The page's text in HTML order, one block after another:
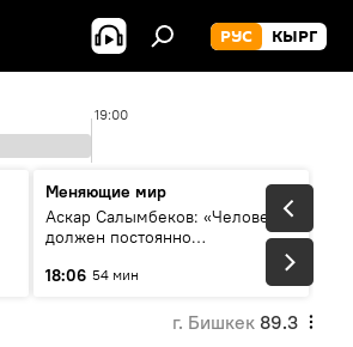
РУС КЫРГ
19:00
Меняющие мир
Аскар Салымбеков: «Человек
должен постоянно
18:06 54 мин
г. Бишкек 89.3